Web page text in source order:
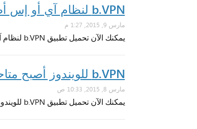
b.VPN لنظام آي أو إس أصبح متاحا
مارس 9, 2015, 1:27 م
يمكنك الآن تحميل تطبيق b.VPN لنظام آي أو إس من متجر آي تيونز.
b.VPN للويندوز أصبح متاحا
مارس 8, 2015, 10:33 ص
يمكنك الآن تحميل تطبيق b.VPN للويندوز فيستا أو أحدث